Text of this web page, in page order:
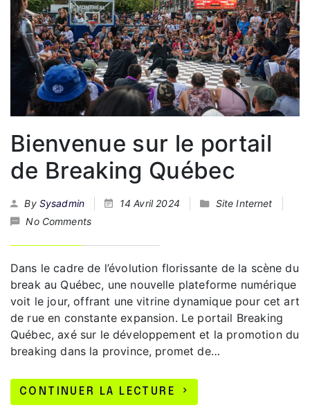
Bienvenue sur le portail
de Breaking Québec
By Sysadmin 14 Avril 2024
Site Internet
No Comments
Dans le cadre de l’évolution florissante de la scène du
break au Québec, une nouvelle plateforme numérique
voit le jour, offrant une vitrine dynamique pour cet art
de rue en constante expansion. Le portail Breaking
Québec, axé sur le développement et la promotion du
breaking dans la province, promet de…
CONTINUER LA LECTURE